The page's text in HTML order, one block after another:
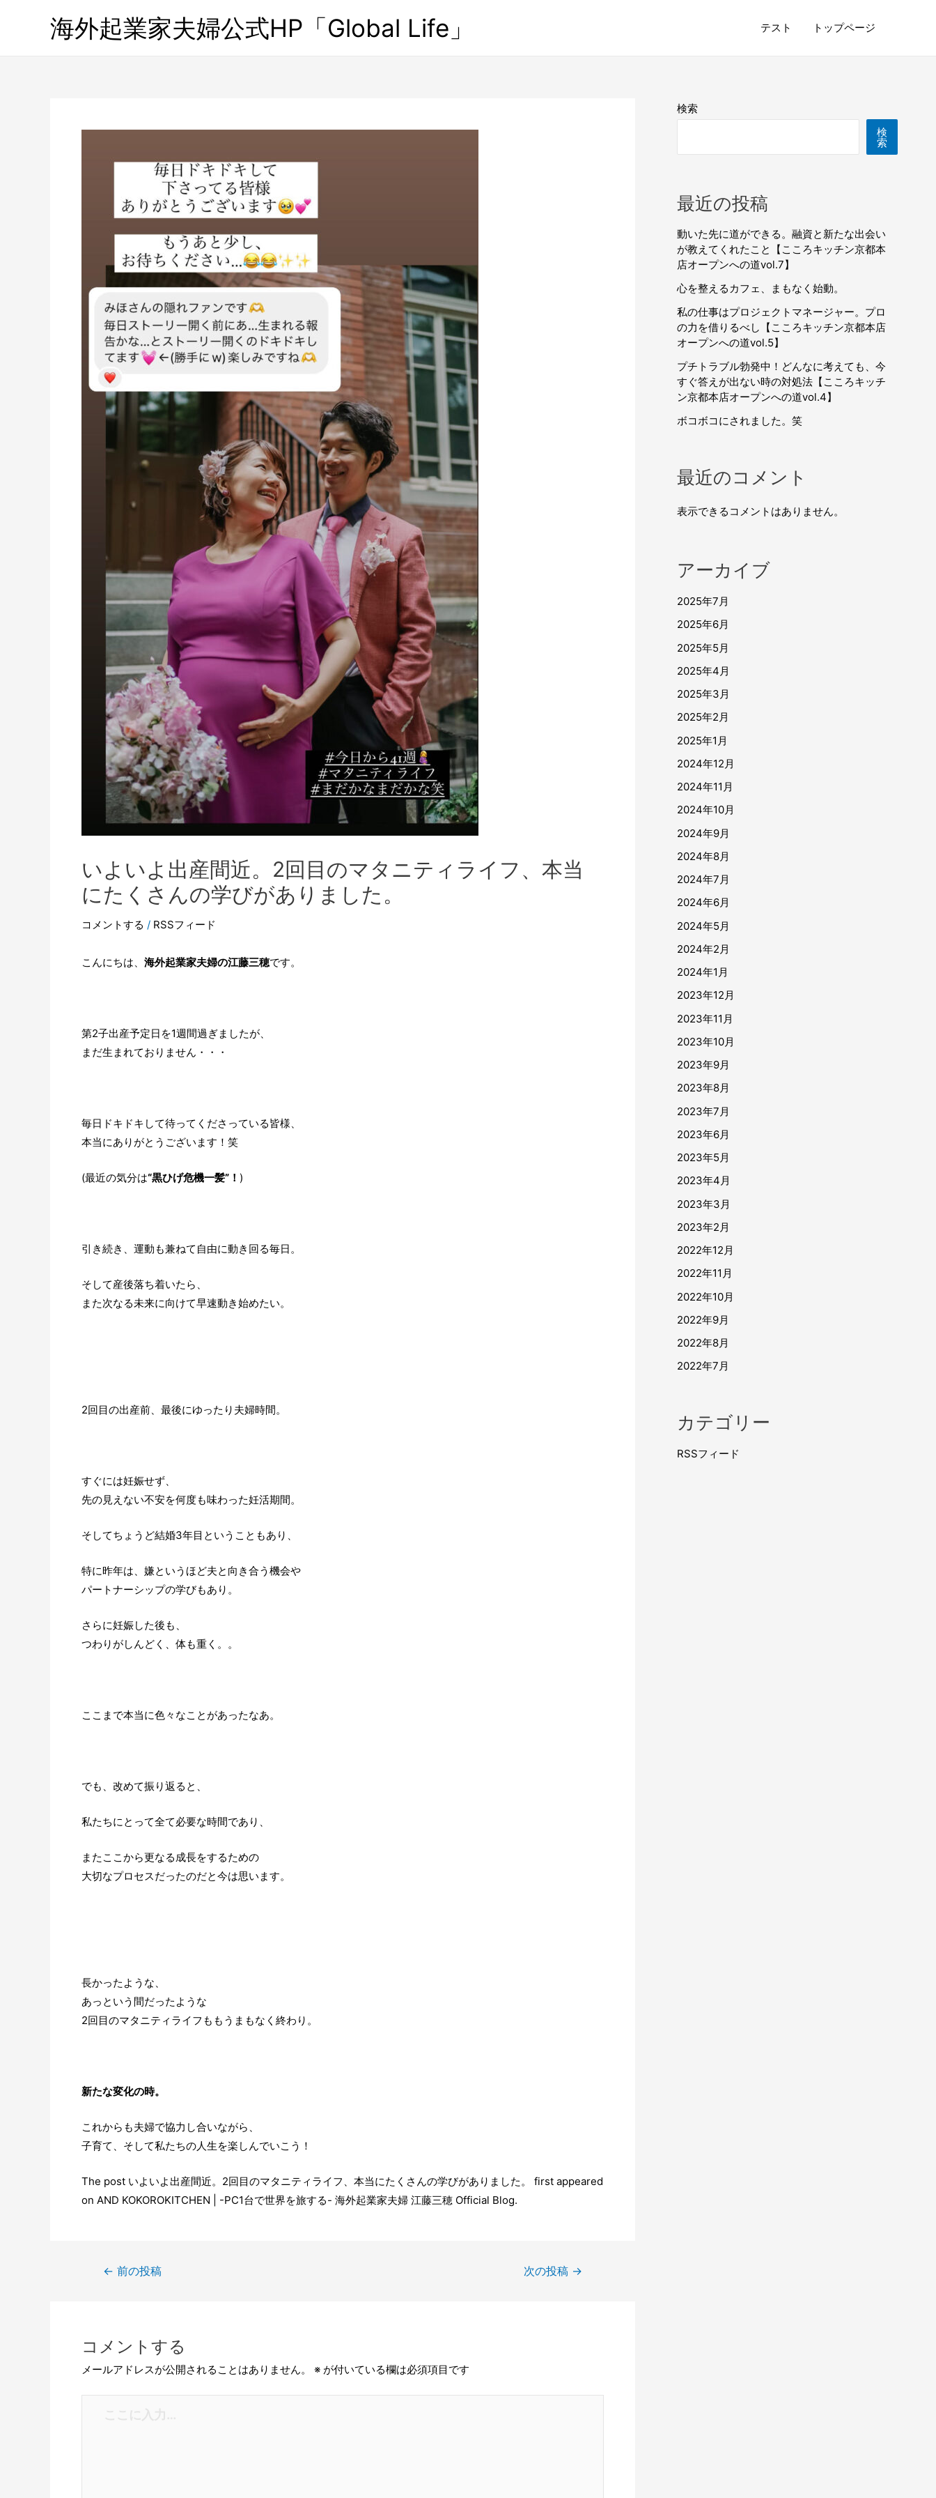
海外起業家夫婦公式HP「Global Life」 テスト トップページ
いよいよ出産間近。2回目のマタニティライフ、本当
にたくさんの学びがありました。
コメントする / RSSフィード
こんにちは、 海外起業家夫婦の江藤三穂です。
第2子出産予定日を1週間過ぎましたが、
まだ生まれておりません・・・
毎日ドキドキして待ってくださっている皆様、
本当にありがとうございます！笑
(最近の気分は“黒ひげ危機一髪”！ )
引き続き、運動も兼ねて自由に動き回る毎日。
そして産後落ち着いたら、
また次なる未来に向けて早速動き始めたい。
2回目の出産前、最後にゆったり夫婦時間。
すぐには妊娠せず、
先の見えない不安を何度も味わった妊活期間。
そしてちょうど結婚3年目ということもあり、
特に昨年は、嫌というほど夫と向き合う機会や
パートナーシップの学びもあり。
さらに妊娠した後も、
つわりがしんどく、体も重く。。
ここまで本当に色々なことがあったなあ。
でも、改めて振り返ると、
私たちにとって全て必要な時間であり、
またここから更なる成長をするための
大切なプロセスだったのだと今は思います。
長かったような、
あっという間だったような
2回目のマタニティライフももうまもなく終わり。
新たな変化の時。
これからも夫婦で協力し合いながら、
子育て、そして私たちの人生を楽しんでいこう！
The post いよいよ出産間近。2回目のマタニティライフ、本当にたくさんの学びがありました。
first appeared
on AND KOKOROKITCHEN | -PC1台で世界を旅する- 海外起業家夫婦 江藤三穂 Official Blog.
← 前の投稿 次の投稿 →
コメントする
メールアドレスが公開されることはありません。 ※ が付いている欄は必須項目です
検索
検
索
最近の投稿
動いた先に道ができる。融資と新たな出会い
が教えてくれたこと【こころキッチン京都本
店オープンへの道vol.7】
心を整えるカフェ、まもなく始動。
私の仕事はプロジェクトマネージャー。プロ
の力を借りるべし【こころキッチン京都本店
オープンへの道vol.5】
プチトラブル勃発中！どんなに考えても、今
すぐ答えが出ない時の対処法【こころキッチ
ン京都本店オープンへの道vol.4】
ボコボコにされました。笑
最近のコメント
表示できるコメントはありません。
アーカイブ
2025年7月
2025年6月
2025年5月
2025年4月
2025年3月
2025年2月
2025年1月
2024年12月
2024年11月
2024年10月
2024年9月
2024年8月
2024年7月
2024年6月
2024年5月
2024年2月
2024年1月
2023年12月
2023年11月
2023年10月
2023年9月
2023年8月
2023年7月
2023年6月
2023年5月
2023年4月
2023年3月
2023年2月
2022年12月
2022年11月
2022年10月
2022年9月
2022年8月
2022年7月
カテゴリー
RSSフィード